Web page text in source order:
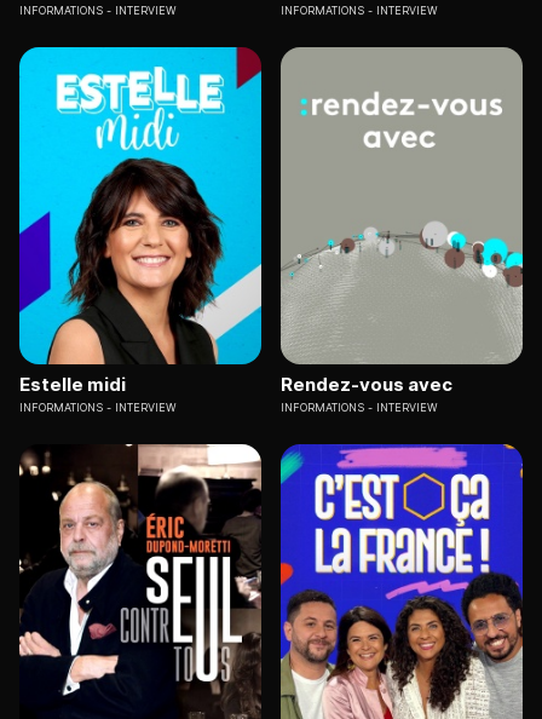
INFORMATIONS INTERVIEW INFORMATIONS INTERVIEW
Estelle midi
INFORMATIONS INTERVIEW
Rendez-vous avec
INFORMATIONS INTERVIEW